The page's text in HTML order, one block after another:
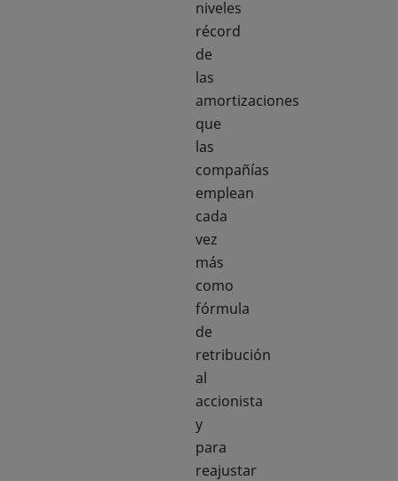
niveles
récord
de
las
amortizaciones
que
las
compañías
emplean
cada
vez
más
como
fórmula
de
retribución
al
accionista
y
para
reajustar